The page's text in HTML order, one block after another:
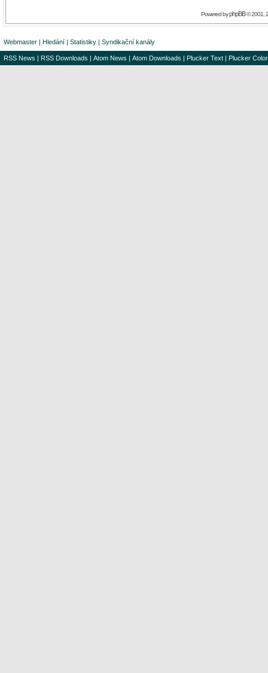
Powered byphpBB© 2001,
Webmaster | Hledání | Statistiky | Syndikační kanály
RSS News | RSS Downloads | Atom News | Atom Downloads | Plucker Text | Plucker Color